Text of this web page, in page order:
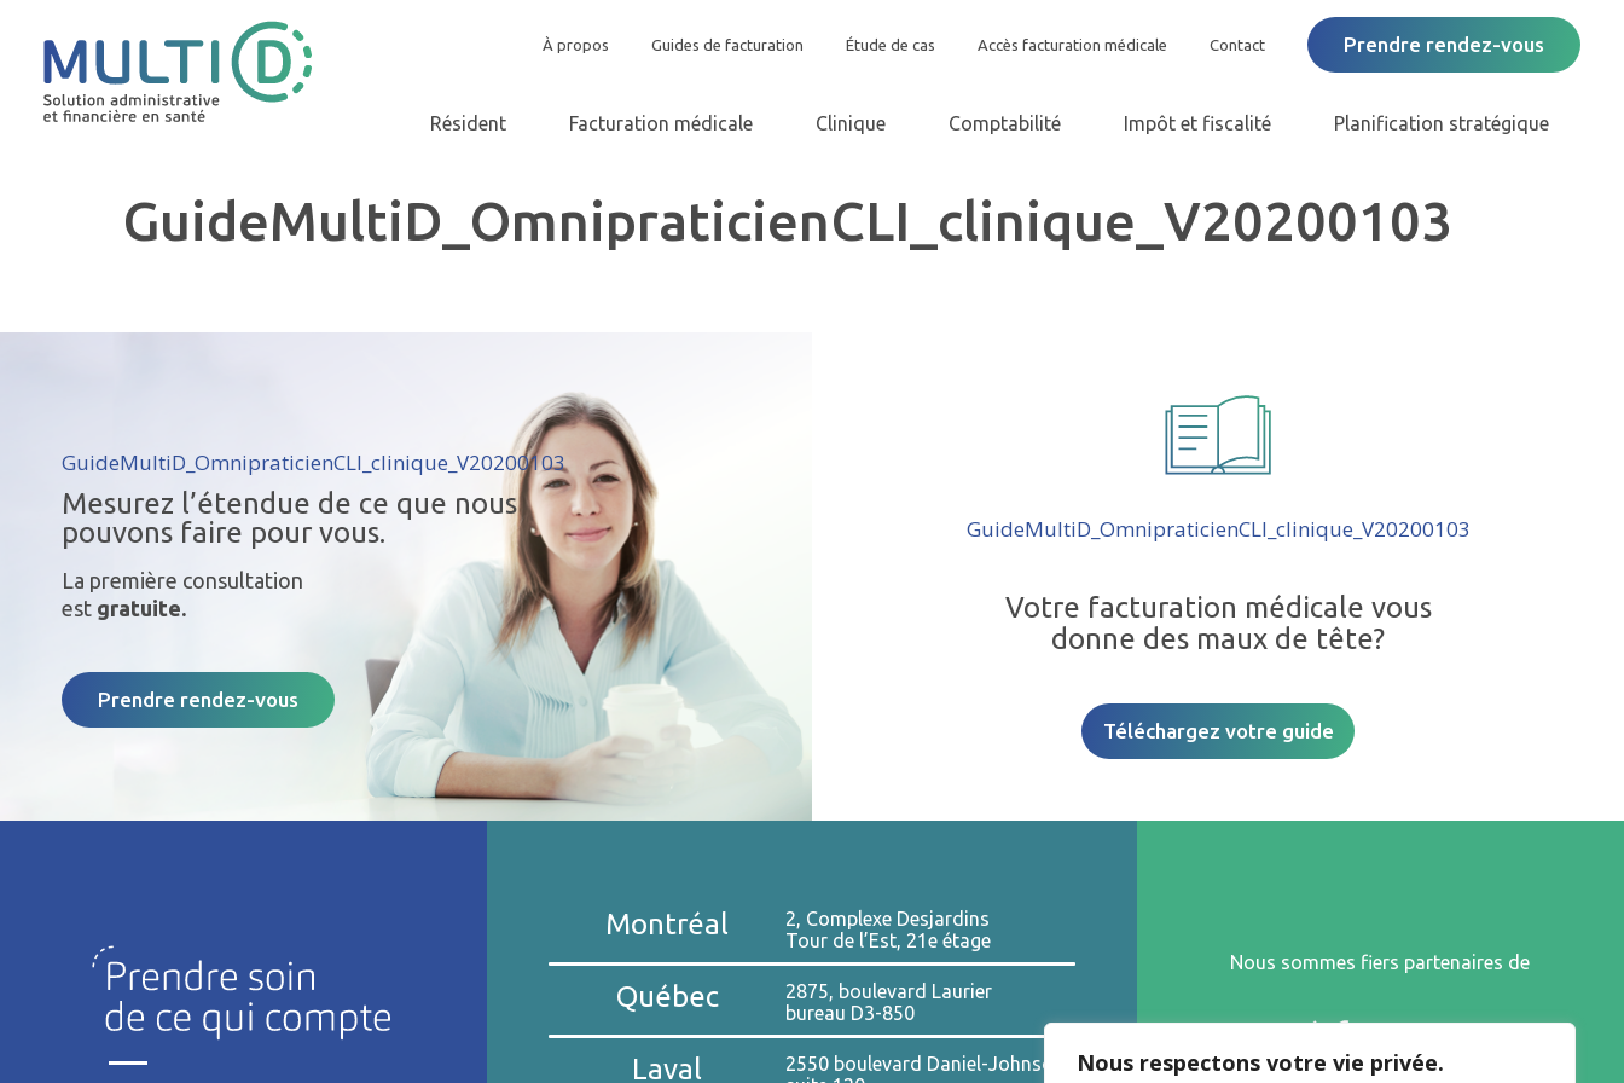
Nous respectons votre vie privée.
À propos Guides de facturation Étude de cas Accès facturation médicale Contact Prendre rendez-vous
Résident Facturation médicale Clinique Comptabilité Impôt et fiscalité Planification stratégique
GuideMultiD_OmnipraticienCLI_clinique_V20200103
GuideMultiD_OmnipraticienCLI_clinique_V20200103
Mesurez l’étendue de ce que nous
pouvons faire pour vous.
La première consultation
est gratuite.
Prendre rendez-vous
GuideMultiD_OmnipraticienCLI_clinique_V20200103
Votre facturation médicale vous
donne des maux de tête?
Téléchargez votre guide
Montréal
2, Complexe Desjardins
Tour de l’Est, 21e étage
Québec
2875, boulevard Laurier
bureau D3-850
Laval
2550 boulevard Daniel-Johnson,
Nous sommes fiers partenaires de